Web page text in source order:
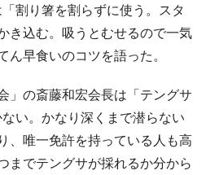
割り箸を割らずに使う。スタ
き込む。吸うとむせるので一気
早食いのコツを語った。
」の斎藤和宏会長は「テングサ
い。かなり深くまで潜らない
、唯一免許を持っている人も高
までテングサが採れるか分から